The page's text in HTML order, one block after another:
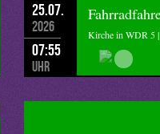
25.07.
2026
07:55
Uhr
Kirche in WDR 5